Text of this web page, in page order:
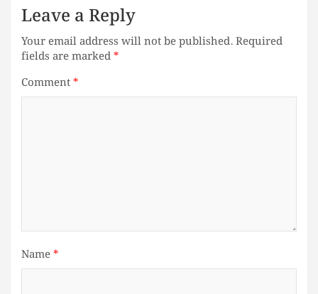
Leave a Reply
Your email address will not be published.Required
fields are marked*
Comment*
Name*